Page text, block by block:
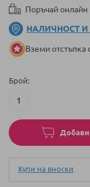
Поръчай онлайн
НАЛИЧНОСТ
Вземи
Брой
Добави
Купи на вноски